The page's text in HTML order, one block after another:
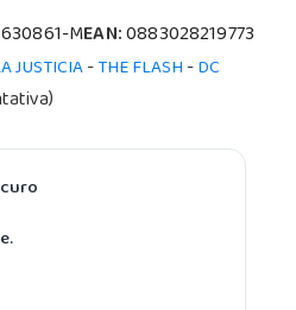
630861-MEAN:0883028219773
JUSTICIA-THE FLASH-DC